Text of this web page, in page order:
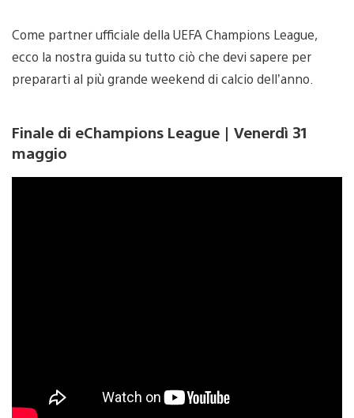
Come partner ufficiale della UEFA Champions League,
ecco la nostra guida su tutto ciò che devi sapere per
prepararti al più grande weekend di calcio dell’anno.
Finale di eChampions League | Venerdì 31
maggio